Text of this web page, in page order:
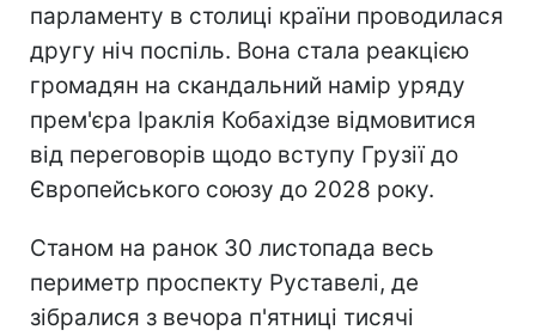
парламенту в столиці країни проводилася
другу ніч поспіль. Вона стала реакцією
громадян на скандальний намір уряду
прем'єра Іраклія Кобахідзе відмовитися
від переговорів щодо вступу Грузії до
Європейського союзу до 2028 року.
Станом на ранок 30 листопада весь
периметр проспекту Руставелі, де
зібралися з вечора п'ятниці тисячі